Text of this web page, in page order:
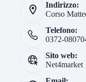
Indirizzo:
Corso
Telefono:
0372-
Sito web:
Net4market